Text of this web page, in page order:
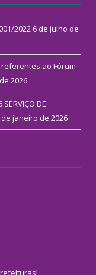
2022 6 de julho de
ao Fórum
2026
SERVIÇO DE
de janeiro de 2026